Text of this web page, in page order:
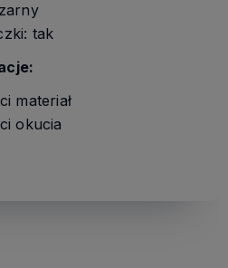
tak
materiał
okucia